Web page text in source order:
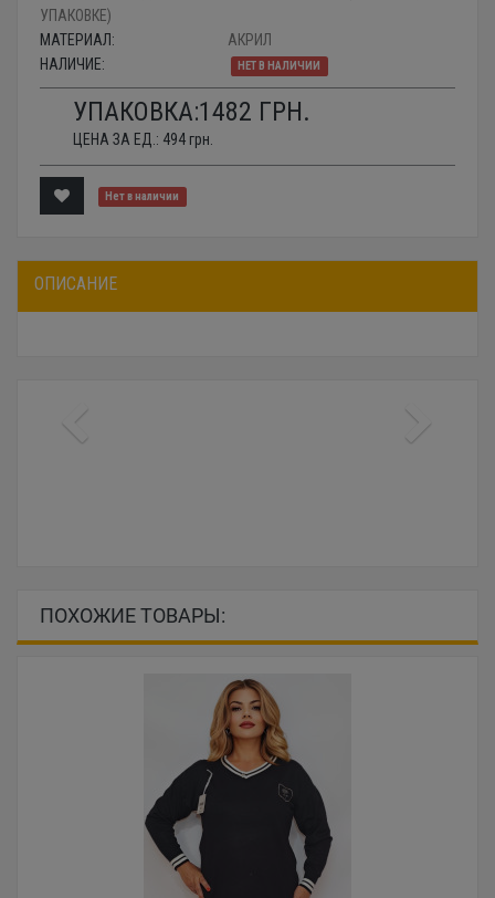
УПАКОВКЕ)
МАТЕРИАЛ:
АКРИЛ
НАЛИЧИЕ:
НЕТ В НАЛИЧИИ
УПАКОВКА:1482 ГРН.
ЦЕНА ЗА ЕД.: 494 грн.
Нет в наличии
ОПИСАНИЕ
ПОХОЖИЕ ТОВАРЫ: